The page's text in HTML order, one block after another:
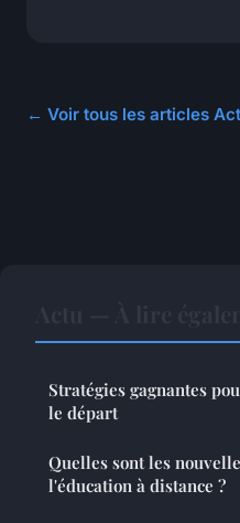
← Voir tous les articles
Stratégies gagnantes
le départ
Quelles sont les
l'éducation à distance ?